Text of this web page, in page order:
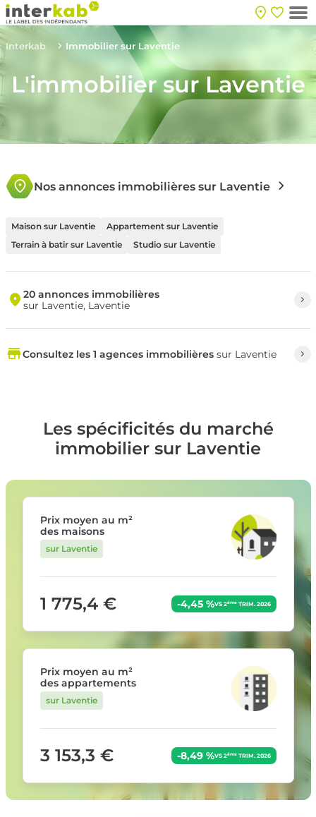
Interkab Immobilier sur Laventie
L'immobilier sur Laventie
Nos annonces immobilières sur Laventie
Maison sur Laventie
Appartement sur Laventie
Terrain à batir sur Laventie
Studio sur Laventie
20 annonces immobilières
sur Laventie, Laventie
Consultez les 1 agences immobilièressur Laventie
Les spécificités du marché
immobilier sur Laventie
Prix moyen au m²
des maisons
sur Laventie
1 775,4 € -4,45 %VS 2èmeTRIM. 2026
Prix moyen au m²
des appartements
sur Laventie
3 153,3 € -8,49 %VS 2èmeTRIM. 2026